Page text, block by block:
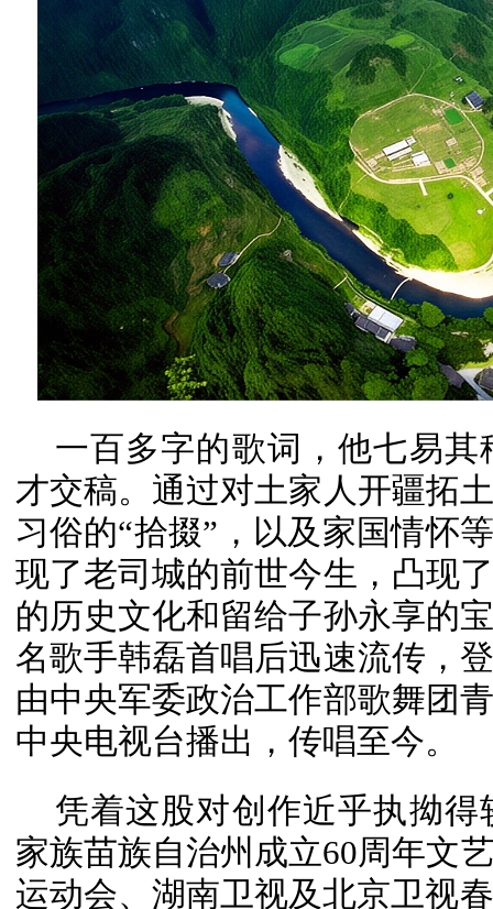
一百多字的歌词，他七易
才交稿。通过对土家人开疆拓
习俗的“拾掇”，以及家国情怀
现了老司城的前世今生，凸现
的历史文化和留给子孙永享的
名歌手韩磊首唱后迅速流传，
由中央军委政治工作部歌舞团
中央电视台播出，传唱至今。
凭着这股对创作近乎执拗
家族苗族自治州成立60周年文
运动会、湖南卫视及北京卫视